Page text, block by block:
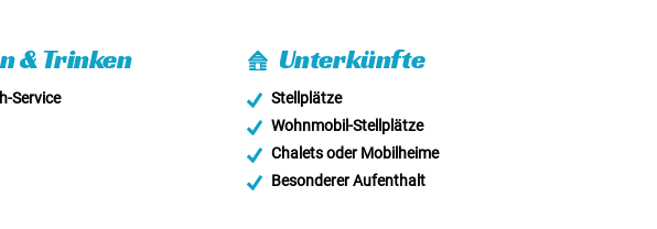
& Trinken
Service
Unterkünfte
Stellplätze
Wohnmobil-Stellplätze
Chalets oder Mobilheime
Besonderer Aufenthalt